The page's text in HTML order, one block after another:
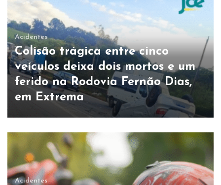
Acidentes
Colisão trágica entre cinco
veículos deixa dois mortos e um
ferido na Rodovia Fernão Dias,
em Extrema
Acidentes